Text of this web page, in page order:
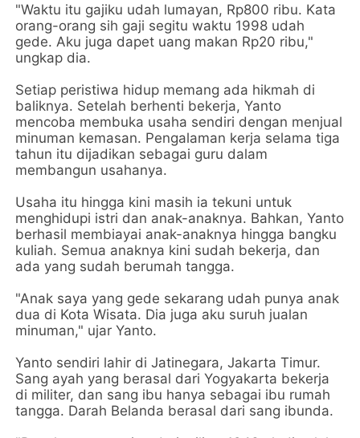
"Waktu itu gajiku udah lumayan, Rp800 ribu. Kata
orang-orang sih gaji segitu waktu 1998 udah
gede. Aku juga dapet uang makan Rp20 ribu,"
ungkap dia.
Setiap peristiwa hidup memang ada hikmah di
baliknya. Setelah berhenti bekerja, Yanto
mencoba membuka usaha sendiri dengan menjual
minuman kemasan. Pengalaman kerja selama tiga
tahun itu dijadikan sebagai guru dalam
membangun usahanya.
Usaha itu hingga kini masih ia tekuni untuk
menghidupi istri dan anak-anaknya. Bahkan, Yanto
berhasil membiayai anak-anaknya hingga bangku
kuliah. Semua anaknya kini sudah bekerja, dan
ada yang sudah berumah tangga.
"Anak saya yang gede sekarang udah punya anak
dua di Kota Wisata. Dia juga aku suruh jualan
minuman," ujar Yanto.
Yanto sendiri lahir di Jatinegara, Jakarta Timur.
Sang ayah yang berasal dari Yogyakarta bekerja
di militer, dan sang ibu hanya sebagai ibu rumah
tangga. Darah Belanda berasal dari sang ibunda.